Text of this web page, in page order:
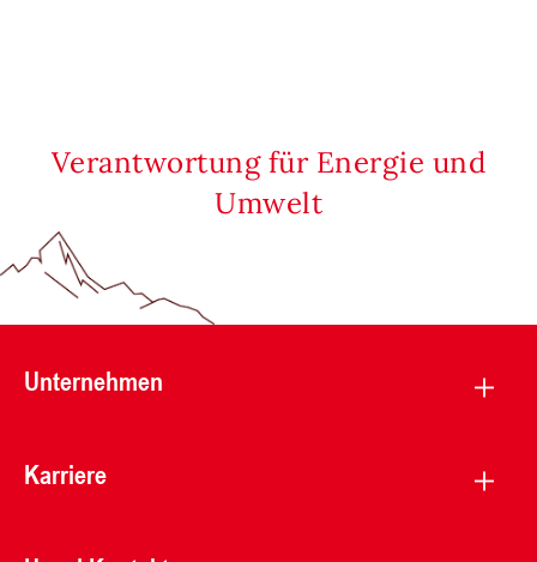
Verantwortung für Energie und
Umwelt
Unternehmen
Karriere